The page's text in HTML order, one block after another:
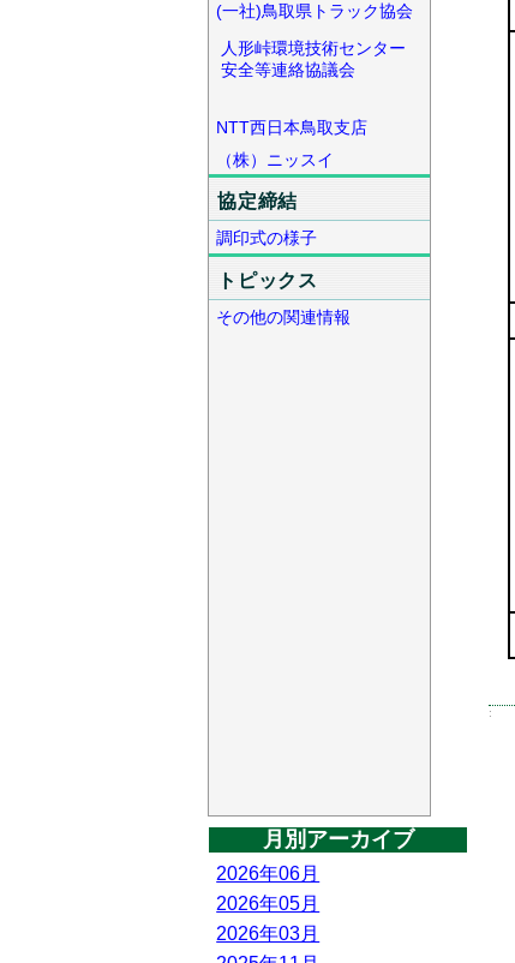
(一社)鳥取県トラック協会
人形峠環境技術センター
安全等連絡協議会
NTT西日本鳥取支店
（株）ニッスイ
協定締結
調印式の様子
トピックス
その他の関連情報
月別アーカイブ
2026年06月
2026年05月
2026年03月
: